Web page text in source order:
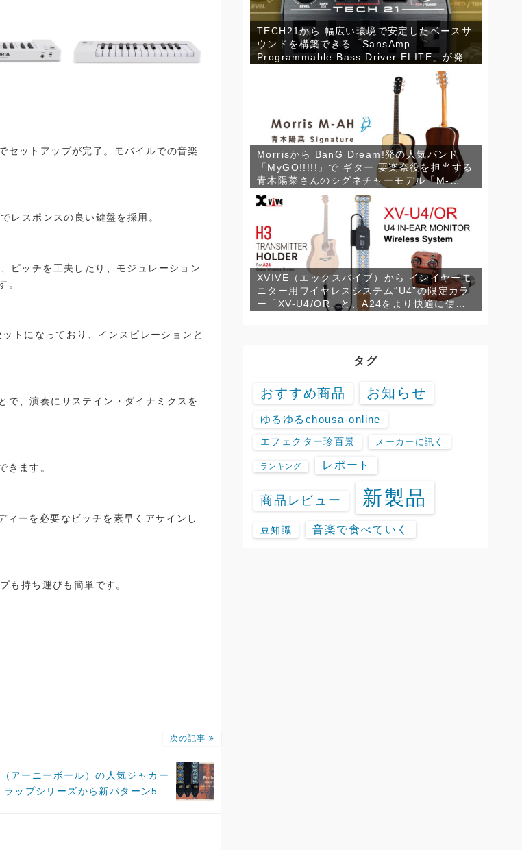
セットアップが完了。モバイルでの音楽
スポンスの良い鍵盤を採用。
ピッチを工夫したり、モジュレーション
。
になっており、インスピレーションと
で、演奏にサステイン・ダイナミクスを
きます。
ーを必要なビッチを素早くアサインし
も持ち運びも簡単です。
次の記事
アーニーボール）の人気ジャカー
ラップシリーズから新パターン5...
TECH21から 幅広い環境で安定したベースサ
ウンドを構築できる「SansAmp
Programmable Bass Driver ELITE」が発
Morrisから BanG Dream!発の人気バンド
「MyGO!!!!!」で ギター 要楽奈役を担当する
青木陽菜さんのシグネチャーモデル「M-
AH」が登場！
XVIVE（エックスバイブ）から インイヤーモ
ニター用ワイヤレスシステム“U4”の限定カラ
ー「XV-U4/OR」と、A24をより快適に使用
タグ
おすすめ商品 お知らせ
ゆるゆるchousa-online
エフェクター珍百景 メーカーに訊く
ランキング レポート
商品レビュー 新製品
豆知識 音楽で食べていく